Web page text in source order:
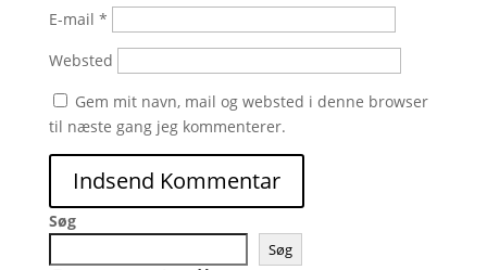
E-mail *
Websted
Gem mit navn, mail og websted i denne browser
til næste gang jeg kommenterer.
Søg
Søg